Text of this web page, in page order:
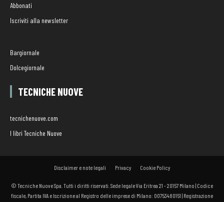
Abbonati
Iscriviti alla newsletter
Bargiornale
Dolcegiornale
TECNICHE NUOVE
tecnichenuove.com
I libri Tecniche Nuove
Disclaimer e note legali Privacy Cookie Policy
© Tecniche Nuove Spa. Tutti i diritti riservati. Sede legale Via Eritrea 21 - 20157 Milano | Codice
fiscale, Partita IVA e Iscrizione al Registro delle imprese di Milano: 00753480151 | Registrazione